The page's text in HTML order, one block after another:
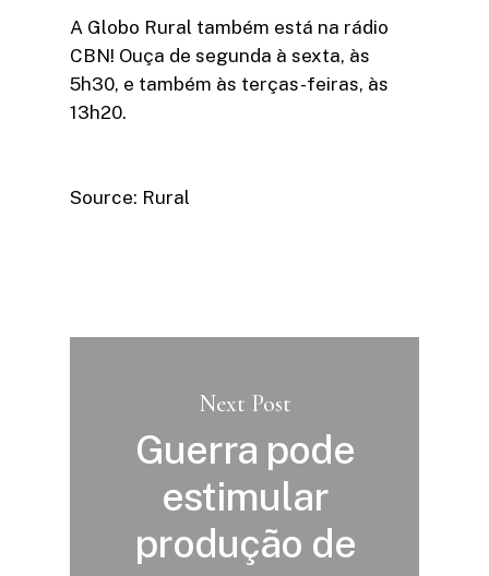
A Globo Rural também está na rádio
CBN! Ouça de segunda à sexta, às
5h30, e também às terças-feiras, às
13h20.
Source: Rural
Next Post
Guerra pode
estimular
produção de